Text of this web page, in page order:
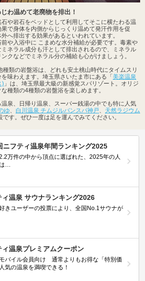
わ温めて老廃物を排出！
石や岩石をベッドとして利用してそこに横たわる温
で身体を内側からじっくり温めて発汗作用を促
へ排出する効果があるといわれています。
や入浴中に こまめな水分補給が必要です。毒素や
ネラル成分も汗として排出されるので、ミネラル
クなどでミネラル分の補給も心がけましょう。
種類の岩盤浴は、どれも安土桃山時代にタイムスリ
味わえます。埼玉県さいたま市にある「 美楽温泉
) 」は、埼玉県最大級の新感覚スパリゾート。オリジ
種類の4種類の岩盤浴を楽しめます。
泉、日帰り温泉、スーパー銭湯の中でも特に人気
ゆ、 白川温泉 チムジルバンスパ神戸、 天然ラジウム
です。ぜひ一度は足を運んでみてください。
ニフティ温泉年間ランキング2025
万件の中から頂点に選ばれた、2025年の人
…
ィ温泉 サウナランキング2026
きユーザーの投票により、全国No.1サウナが
ィ温泉プレミアムクーポン
バイル会員向け 通常よりもお得な「特別価
気の温泉を満喫できる！